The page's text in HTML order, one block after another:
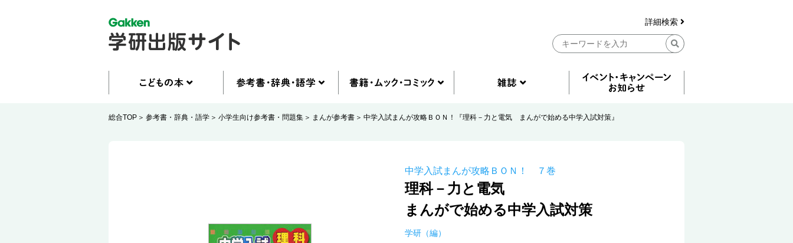
詳細検索
総合TOP 参考書・辞典・語学 小学生向け参考書・問題集 まんが参考書 中学入試まんが攻略ＢＯＮ！『理科－力と電気 まんがで始める中学入試対策』
中学入試まんが攻略ＢＯＮ！ ７巻
理科－力と電気
まんがで始める中学入試対策
学研（編）